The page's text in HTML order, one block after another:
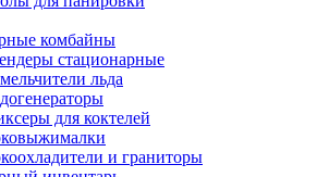
комбайны
стационарные
льда
для коктелей
и граниторы